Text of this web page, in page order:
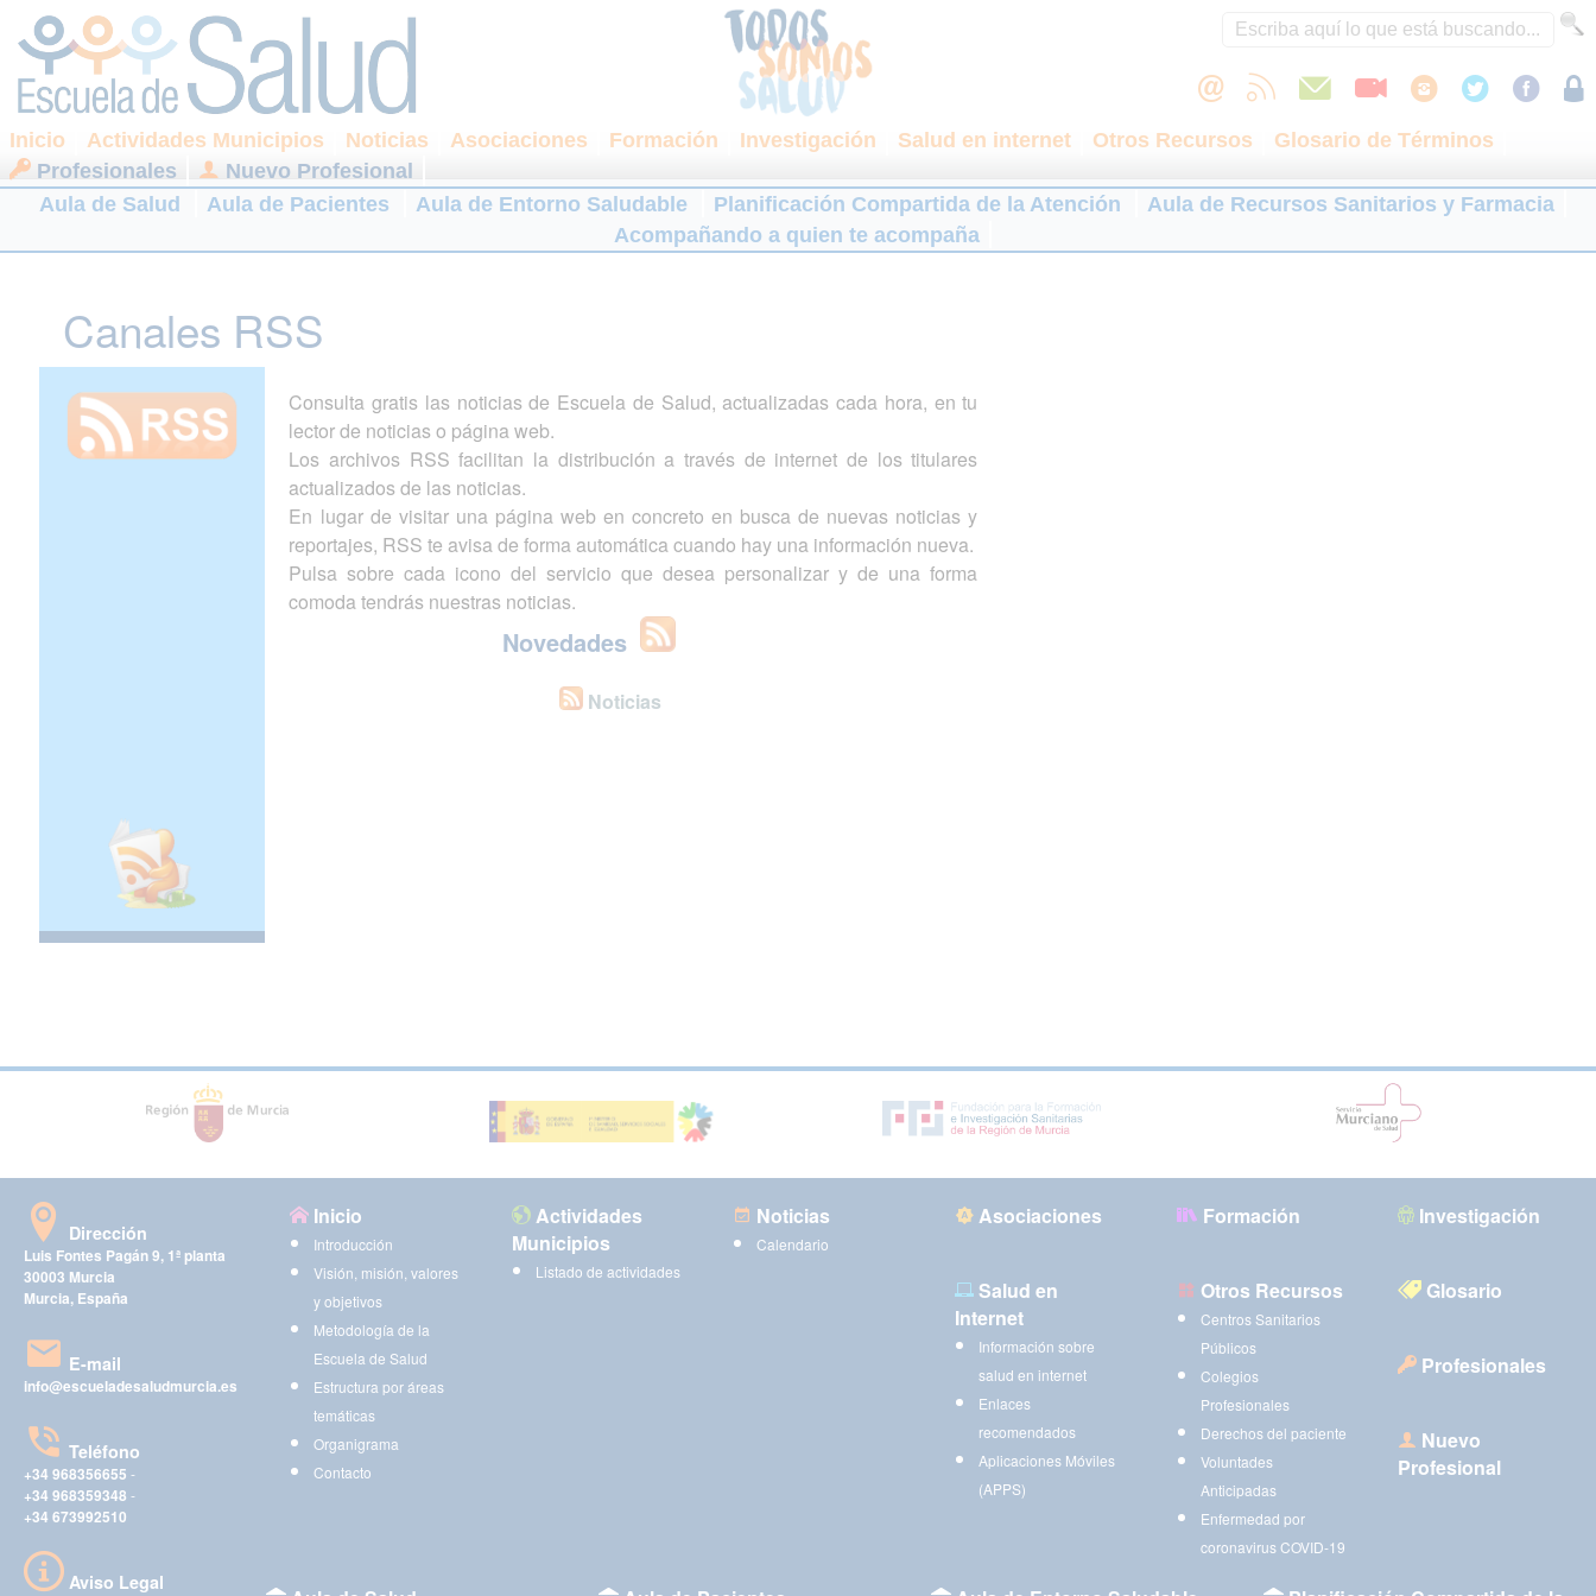
Inicio Actividades Municipios Noticias Asociaciones Formación Investigación Salud en internet Otros Recursos
Glosario de Términos
Profesionales
Nuevo Profesional
Aula de Salud
Aula de Pacientes Aula de Entorno Saludable Planificación Compartida de la Atención
Aula de Recursos Sanitarios y Farmacia
Acompañando a quien te acompaña
Canales RSS
Consulta gratis las noticias de Escuela de Salud, actualizadas cada hora, en tu
lector de noticias o página web.
Los archivos RSS facilitan la distribución a través de internet de los titulares
actualizados de las noticias.
En lugar de visitar una página web en concreto en busca de nuevas noticias y
reportajes, RSS te avisa de forma automática cuando hay una información nueva.
Pulsa sobre cada icono del servicio que desea personalizar y de una forma
comoda tendrás nuestras noticias.
Novedades
Noticias
Dirección
Luis Fontes Pagán 9, 1ª planta
30003 Murcia
Murcia, España
E-mail
info@escueladesaludmurcia.es
Teléfono
+34 968356655 -
+34 968359348 -
+34 673992510
Aviso Legal
Inicio
Introducción
Visión, misión, valores
y objetivos
Metodología de la
Escuela de Salud
Estructura por áreas
temáticas
Organigrama
Contacto
Actividades
Municipios
Listado de actividades
Noticias
Calendario
Asociaciones Formación Investigación
Salud en
Internet
Información sobre
salud en internet
Enlaces
recomendados
Aplicaciones Móviles
(APPS)
Otros Recursos
Centros Sanitarios
Públicos
Colegios
Profesionales
Derechos del paciente
Voluntades
Anticipadas
Enfermedad por
coronavirus COVID-19
Glosario
Profesionales
Nuevo
Profesional